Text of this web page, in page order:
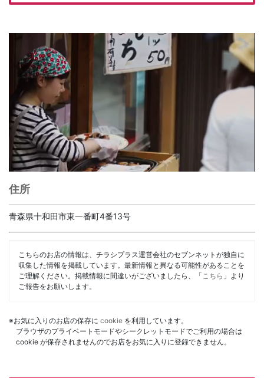
住所
青森県十和田市東一番町4番13号
こちらのお店の情報は、チラシプラス運営会社のセブンネットが独自に
収集した情報を掲載しています。最新情報と異なる可能性があることを
ご理解ください。掲載情報に間違いがございましたら、「 こちら 」より
ご報告をお願いします。
※お気に入りのお店の保存に cookie を利用しています。
ブラウザのプライベートモードやシークレットモードでご利用の場合は
cookie が保存されませんのでお店をお気に入りに登録できません。